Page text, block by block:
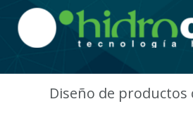
Diseño de productos